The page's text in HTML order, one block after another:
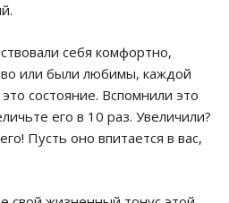
себя комфортно,
или были любимы, каждой
состояние. Вспомнили это
его в 10 раз. Увеличили?
Пусть оно впитается в вас,